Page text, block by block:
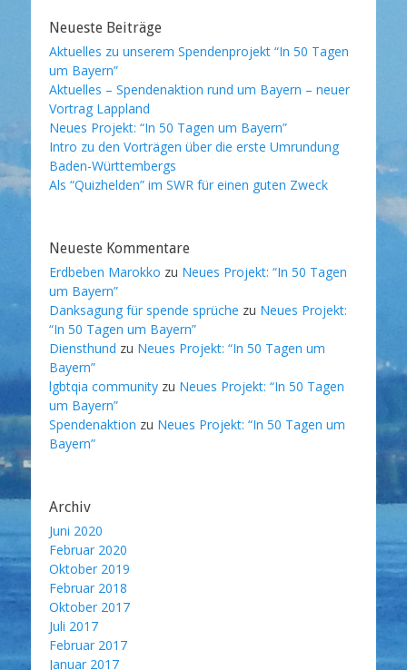
Neueste Beiträge
Aktuelles zu unserem Spendenprojekt “In 50 Tagen
um Bayern”
Aktuelles – Spendenaktion rund um Bayern – neuer
Vortrag Lappland
Neues Projekt: “In 50 Tagen um Bayern”
Intro zu den Vorträgen über die erste Umrundung
Baden-Württembergs
Als “Quizhelden” im SWR für einen guten Zweck
Neueste Kommentare
Erdbeben Marokko zu Neues Projekt: “In 50 Tagen
um Bayern”
Danksagung für spende sprüche zu Neues Projekt:
“In 50 Tagen um Bayern”
Diensthund zu Neues Projekt: “In 50 Tagen um
Bayern”
lgbtqia community zu Neues Projekt: “In 50 Tagen
um Bayern”
Spendenaktion zu Neues Projekt: “In 50 Tagen um
Bayern”
Archiv
Juni 2020
Februar 2020
Oktober 2019
Februar 2018
Oktober 2017
Juli 2017
Februar 2017
Januar 2017